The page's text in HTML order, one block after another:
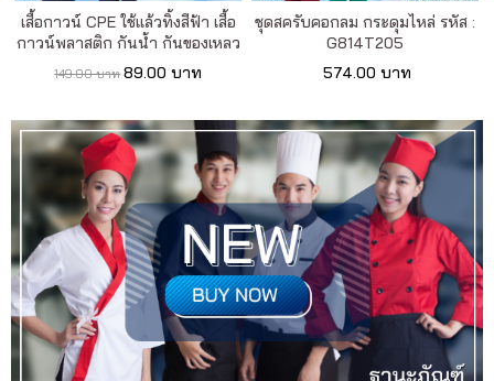
เสื้อกาวน์ CPE ใช้แล้วทิ้งสีฟ้า เสื้อ
กาวน์พลาสติก กันน้ำ กันของเหลว
149.00 บาท 89.00 บาท
ชุดสครับคอกลม กระดุมไหล่ รหัส :
G814T205
574.00 บาท